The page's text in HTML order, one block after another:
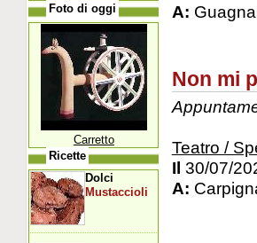
A:
Non mi
Teatro /
Il 30/07/
A:
Foto di oggi
Carretto
Ricette
Dolci
Mustaccioli